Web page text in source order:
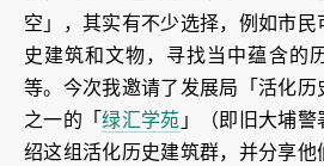
空」，其实有不少选择，例如市
史建筑和文物，寻找当中蕴含的
等。今次我邀请了发展局「活化历
之一的「绿汇学苑 」（即旧大埔
绍这组活化历史建筑群，并分享